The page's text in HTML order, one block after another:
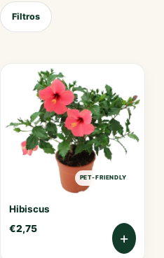
Filtros
PET-FRIENDLY
Hibiscus
€2,75
+